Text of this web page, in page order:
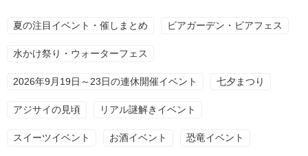
夏の注目イベント・催しまとめ ビアガーデン・ビアフェス
水かけ祭り・ウォーターフェス
2026年9月19日～23日の連休開催イベント 七夕まつり
アジサイの見頃 リアル謎解きイベント
スイーツイベント お酒イベント 恐竜イベント